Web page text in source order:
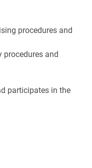
procedures and
procedures and
participates in the